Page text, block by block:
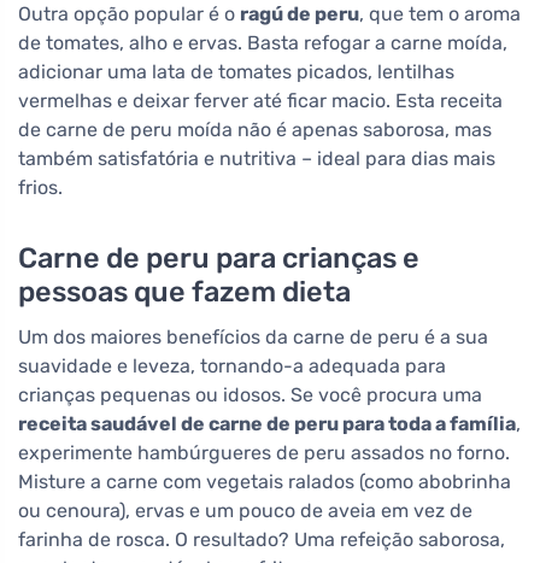
Outra opção popular é o ragú de peru, que tem o aroma
de tomates, alho e ervas. Basta refogar a carne moída,
adicionar uma lata de tomates picados, lentilhas
vermelhas e deixar ferver até ficar macio. Esta receita
de carne de peru moída não é apenas saborosa, mas
também satisfatória e nutritiva – ideal para dias mais
frios.
Carne de peru para crianças e
pessoas que fazem dieta
Um dos maiores benefícios da carne de peru é a sua
suavidade e leveza, tornando-a adequada para
crianças pequenas ou idosos. Se você procura uma
receita saudável de carne de peru para toda a família,
experimente hambúrgueres de peru assados no forno.
Misture a carne com vegetais ralados (como abobrinha
ou cenoura), ervas e um pouco de aveia em vez de
farinha de rosca. O resultado? Uma refeição saborosa,